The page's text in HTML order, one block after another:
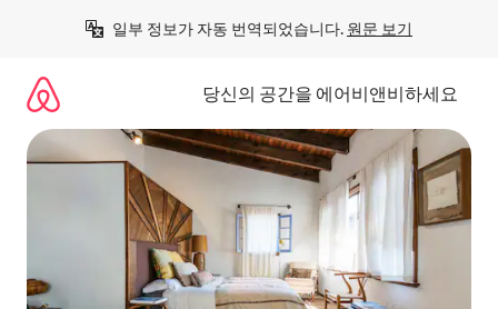
일부 정보가 자동 번역되었습니다. 원문 보기
당신의 공간을 에어비앤비하세요